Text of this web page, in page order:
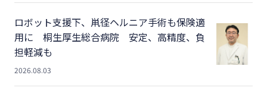
ロボット支援下、鼡径ヘルニア手術も保険適
用に 桐生厚生総合病院 安定、高精度、負
担軽減も
2026.08.03